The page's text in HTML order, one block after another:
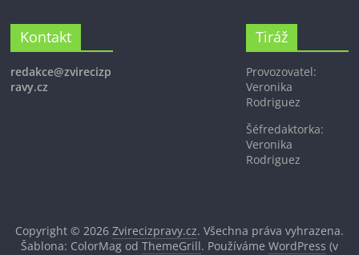
Kontakt
redakce@zvirecizp
ravy.cz
Tiráž
Provozovatel:
Veronika
Rodriguez
Šéfredaktorka:
Veronika
Rodriguez
Copyright © 2026 Zvirecizpravy.cz. Všechna práva vyhrazena.
Šablona: ColorMag od ThemeGrill. Používáme WordPress (v